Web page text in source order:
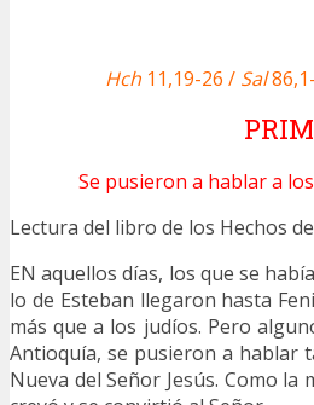
Hch11,19-26 / Sal
Se pusieron a hablar a
Lectura del libro de los Hechos
EN aquellos días, los que se
lo de Esteban llegaron hasta
más que a los judíos. Pero
Antioquía, se pusieron a hablar
Nueva del Señor Jesús. Como